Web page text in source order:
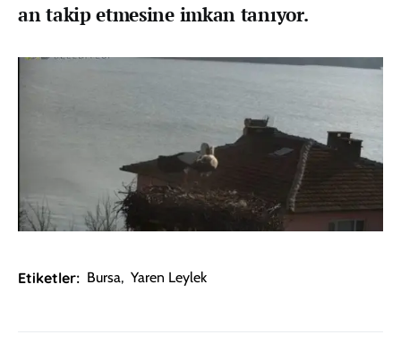
an takip etmesine imkan tanıyor.
Etiketler: Bursa, Yaren Leylek